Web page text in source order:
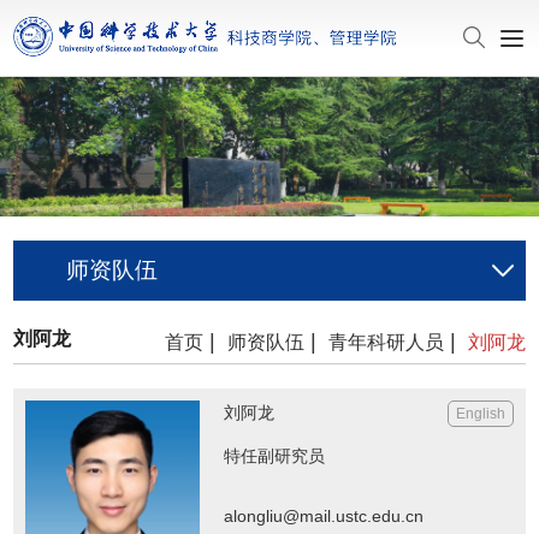
师资队伍
刘阿龙 首页 师资队伍 青年科研人员 刘阿龙
刘阿龙
特任副研究员
alongliu@mail.ustc.edu.cn
English